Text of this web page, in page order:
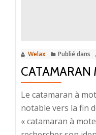
Welax Publié dans
CATAMARAN
Le catamaran à
notable vers la fin
« catamaran à